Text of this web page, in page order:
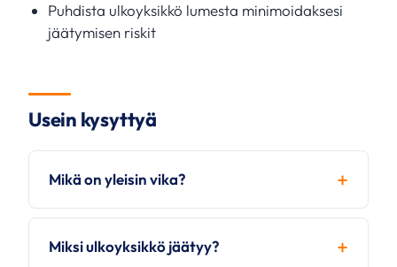
Puhdista ulkoyksikkö lumesta minimoidaksesi
jäätymisen riskit
Usein kysyttyä
Mikä on yleisin vika?
Miksi ulkoyksikkö jäätyy?